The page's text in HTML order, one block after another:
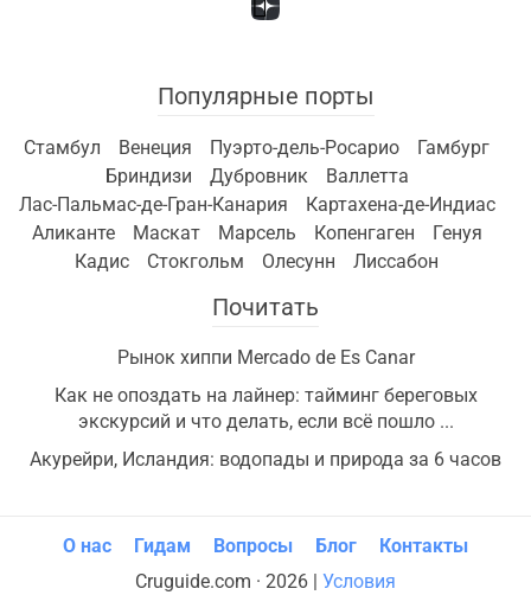
Популярные порты
Стамбул Венеция Пуэрто-дель-Росарио
Гамбург
Бриндизи
Дубровник
Валлетта
Лас-Пальмас-де-Гран-Канария
Картахена-де-Индиас
Аликанте
Маскат Марсель Копенгаген
Генуя
Кадис
Стокгольм Олесунн Лиссабон
Почитать
Рынок хиппи Mercado de Es Canar
Как не опоздать на лайнер: тайминг береговых
экскурсий и что делать, если всё пошло ...
Акурейри, Исландия: водопады и природа за 6 часов
Cruguide.com · 2026 | Условия
О нас Гидам Вопросы Блог Контакты